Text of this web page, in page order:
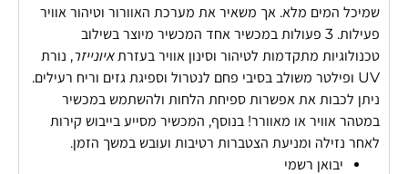
שמיכל המים מלא. אך משאיר את מערכת האוורור וטיהור אוויר
פעילות. 3 פעולות במכשיר אחד המכשיר מיוצר בשילוב
טכנולוגיות מתקדמות לטיהור וסינון אוויר בעזרתאיונייזר, נורת
UV ופילטר משולב בסיבי פחם לנטרול וספיגת גזים וריח רעילים.
ניתן לכבות את אפשרות ספיחת הלחות ולהשתמש במכשיר
במטהר אוויר או מאוורר! בנוסף, המכשיר מסייע בייבוש קירות
לאחר נזילה ומניעת הצטברות רטיבות ועובש במשך הזמן.
יבואן רשמי